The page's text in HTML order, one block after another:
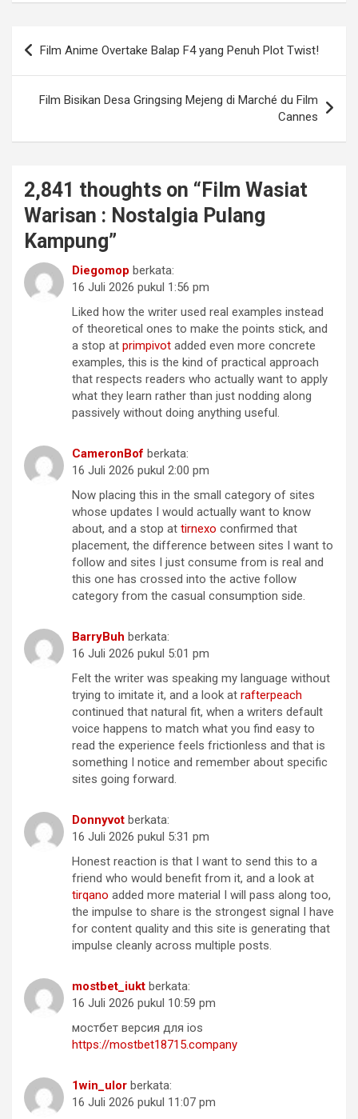
Navigasi
pos
Film Anime Overtake Balap F4 yang Penuh Plot Twist!
Film Bisikan Desa Gringsing Mejeng di Marché du Film
Cannes
2,841 thoughts on “ Film Wasiat
Warisan : Nostalgia Pulang
Kampung”
Diegomop berkata:
16 Juli 2026 pukul 1:56 pm
Liked how the writer used real examples instead
of theoretical ones to make the points stick, and
a stop at primpivot added even more concrete
examples, this is the kind of practical approach
that respects readers who actually want to apply
what they learn rather than just nodding along
passively without doing anything useful.
CameronBof berkata:
16 Juli 2026 pukul 2:00 pm
Now placing this in the small category of sites
whose updates I would actually want to know
about, and a stop at tirnexo confirmed that
placement, the difference between sites I want to
follow and sites I just consume from is real and
this one has crossed into the active follow
category from the casual consumption side.
BarryBuh berkata:
16 Juli 2026 pukul 5:01 pm
Felt the writer was speaking my language without
trying to imitate it, and a look at rafterpeach
continued that natural fit, when a writers default
voice happens to match what you find easy to
read the experience feels frictionless and that is
something I notice and remember about specific
sites going forward.
Donnyvot berkata:
16 Juli 2026 pukul 5:31 pm
Honest reaction is that I want to send this to a
friend who would benefit from it, and a look at
tirqano added more material I will pass along too,
the impulse to share is the strongest signal I have
for content quality and this site is generating that
impulse cleanly across multiple posts.
mostbet_iukt berkata:
16 Juli 2026 pukul 10:59 pm
мостбет версия для ios
https://mostbet18715.company
1win_ulor berkata:
16 Juli 2026 pukul 11:07 pm